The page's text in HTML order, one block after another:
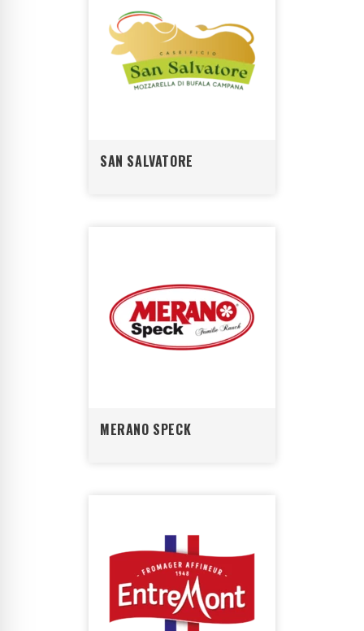
SAN SALVATORE
MERANO SPECK